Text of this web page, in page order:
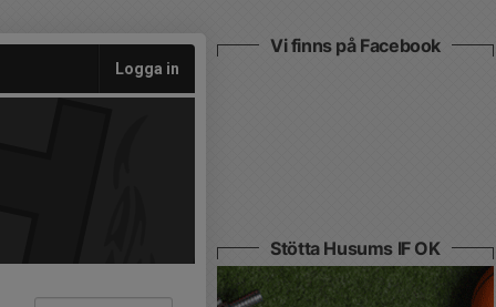
Logga in
Vi finns på Facebook
Stötta Husums IF OK